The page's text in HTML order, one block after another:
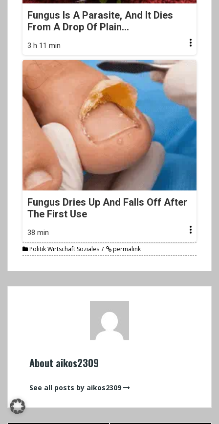
Fungus Is A Parasite, And It Dies
From A Drop Of Plain...
3 h 11 min
Fungus Dries Up And Falls Off After
The First Use
38 min
Politik Wirtschaft Soziales permalink
About aikos2309
See all posts by aikos2309